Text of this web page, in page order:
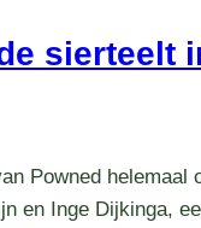
sierteelt
Powned
en Inge Dijkinga,